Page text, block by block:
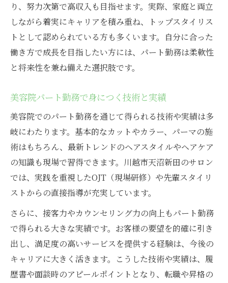
り、努力次第で高収入も目指せます。実際、家庭と両立
しながら着実にキャリアを積み重ね、トップスタイリス
トとして認められている方も多くいます。自分に合った
働き方で成長を目指したい方には、パート勤務は柔軟性
と将来性を兼ね備えた選択肢です。
美容院パート勤務で身につく技術と実績
美容院でのパート勤務を通じて得られる技術や実績は多
岐にわたります。基本的なカットやカラー、パーマの施
術はもちろん、最新トレンドのヘアスタイルやヘアケア
の知識も現場で習得できます。川越市天沼新田のサロン
では、実践を重視したOJT（現場研修）や先輩スタイリ
ストからの直接指導が充実しています。
さらに、接客力やカウンセリング力の向上もパート勤務
で得られる大きな実績です。お客様の要望を的確に引き
出し、満足度の高いサービスを提供する経験は、今後の
キャリアに大きく活きます。こうした技術や実績は、履
歴書や面談時のアピールポイントとなり、転職や昇格の